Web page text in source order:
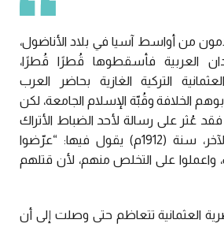
من أواسط آسيا في بلاد الأناضول،
العربية فأسقطوها قُطرًا قُطرًا،
التركية الغازية بحاضر العرب
الخلافة وقُبّة الإسلام الجامعة، لكن
فقد عُثر على رسالة لأحد الضباط الأتراك
يخاطب فيها زميله الآخر، سنة (1912م) يقول فيها: “عرّضوا
واعملوا على التخلص منهم، لأن قتلهم
العثمانية تتعاظم حتى وصلت إلى أن